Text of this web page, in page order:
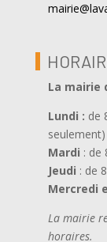
La mairie
Lundi : de
seulement)
Mardi : de
Jeudi : de
Mercredi
La mairie
horaires.